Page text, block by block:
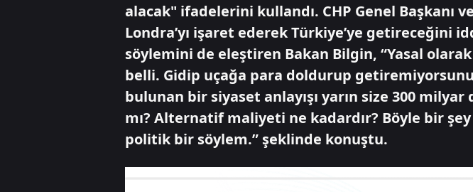
alacak" ifadelerini kullandı. CHP Genel Başkanı
Londra’yı işaret ederek Türkiye’ye getireceğini
söylemini de eleştiren Bakan Bilgin, “Yasal
belli. Gidip uçağa para doldurup
bulunan bir siyaset anlayışı yarın size 300
mı? Alternatif maliyeti ne kadardır? Böyle bir
politik bir söylem.” şeklinde konuştu.